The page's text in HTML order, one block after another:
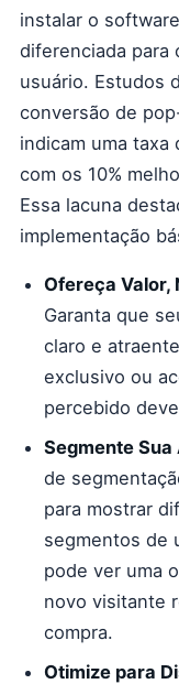
instalar o
diferenciada para
usuário. Estudos
conversão de
indicam uma taxa
com os 10%
Essa lacuna
implementação
Ofereça Valor,
Garanta que
claro e
exclusivo ou
percebido
Segmente Sua
de
para mostrar
segmentos de
pode ver uma
novo visitante
compra.
Otimize para